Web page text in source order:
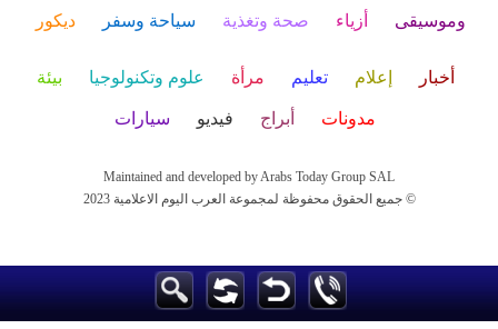
وموسيقى أزياء صحة وتغذية سياحة وسفر ديكور
أخبار إعلام تعليم مرأة علوم وتكنولوجيا بيئة
مدونات أبراج فيديو سيارات
Maintained and developed by Arabs Today Group SAL
جميع الحقوق محفوظة لمجموعة العرب اليوم الاعلامية 2023 ©